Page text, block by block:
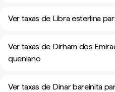
Ver taxas de Libra esterlina
Ver taxas de Dirham dos
queniano
Ver taxas de Dinar bareinita